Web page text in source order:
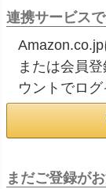
連携サービス
または会員
ウントでロ
まだご登録が